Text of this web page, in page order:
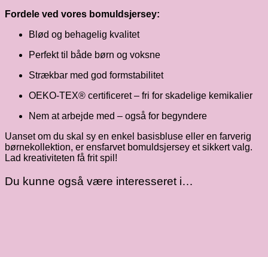
Fordele ved vores bomuldsjersey:
Blød og behagelig kvalitet
Perfekt til både børn og voksne
Strækbar med god formstabilitet
OEKO-TEX® certificeret – fri for skadelige kemikalier
Nem at arbejde med – også for begyndere
Uanset om du skal sy en enkel basisbluse eller en farverig
børnekollektion, er ensfarvet bomuldsjersey et sikkert valg.
Lad kreativiteten få frit spil!
Du kunne også være interesseret i…